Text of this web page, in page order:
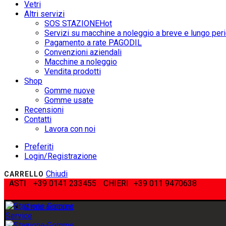
Vetri
Altri servizi
SOS STAZIONEHot
Servizi su macchine a noleggio a breve e lungo
Pagamento a rate PAGODIL
Convenzioni aziendali
Macchine a noleggio
Vendita prodotti
Shop
Gomme nuove
Gomme usate
Recensioni
Contatti
Lavora con noi
Preferiti
Login/Registrazione
CARRELLO Chiudi
ASTI
+39 0141 233455 CHIERI +39 011 9470638
Il mio account